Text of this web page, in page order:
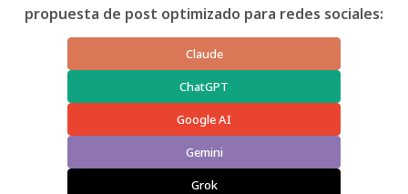
propuesta de post optimizado para redes sociales:
Claude
ChatGPT
Google AI
Gemini
Grok